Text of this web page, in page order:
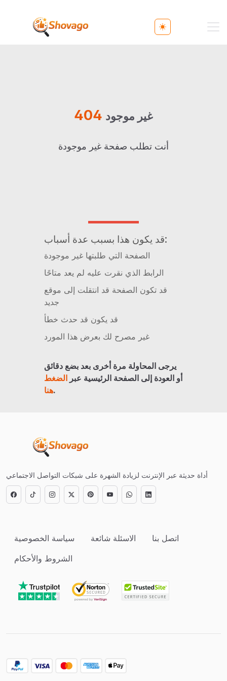
Toggle theme
404 غير موجود
أنت تطلب صفحة غير موجودة
قد يكون هذا بسبب عدة أسباب:
الصفحة التي طلبتها غير موجودة
الرابط الذي نقرت عليه لم يعد متاحًا
قد تكون الصفحة قد انتقلت إلى موقع
جديد
قد يكون قد حدث خطأ
غير مصرح لك بعرض هذا المورد
يرجى المحاولة مرة أخرى بعد بضع دقائق
أو العودة إلى الصفحة الرئيسية عبرالضغط
هنا.
أداة حديثة عبر الإنترنت لزيادة الشهرة على شبكات التواصل الاجتماعي
سياسة الخصوصية الاسئلة شائعة
اتصل بنا
الشروط والأحكام